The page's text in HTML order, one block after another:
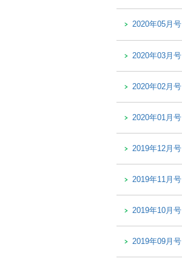
2020年05月号
2020年03月号
2020年02月号
2020年01月号
2019年12月号
2019年11月号
2019年10月号
2019年09月号